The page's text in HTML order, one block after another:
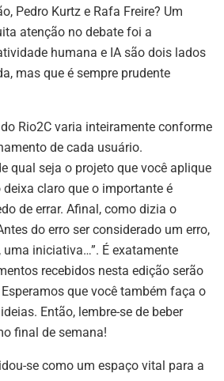
Pedro Kurtz e Rafa Freire? Um
atenção no debate foi a
humana e IA são dois lados
mas que é sempre prudente
Rio2C varia inteiramente conforme
de cada usuário.
qual seja o projeto que você aplique
deixa claro que o importante é
de errar. Afinal, como dizia o
do erro ser considerado um erro,
iniciativa…”. É exatamente
recebidos nesta edição serão
que você também faça o
Então, lembre-se de beber
final de semana!
se como um espaço vital para a